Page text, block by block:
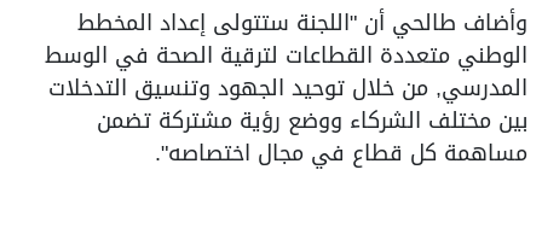
وأضاف طالحي أن "اللجنة ستتولى إعداد المخطط
الوطني متعددة القطاعات لترقية الصحة في الوسط
المدرسي, من خلال توحيد الجهود وتنسيق التدخلات
بين مختلف الشركاء ووضع رؤية مشتركة تضمن
مساهمة كل قطاع في مجال اختصاصه".